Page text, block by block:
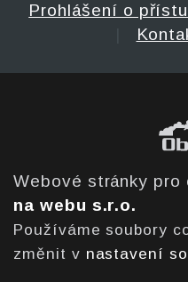
Prohlášení o
Webové stránky
na webu s.r.o.
Používáme soubory
změnit v nastavení